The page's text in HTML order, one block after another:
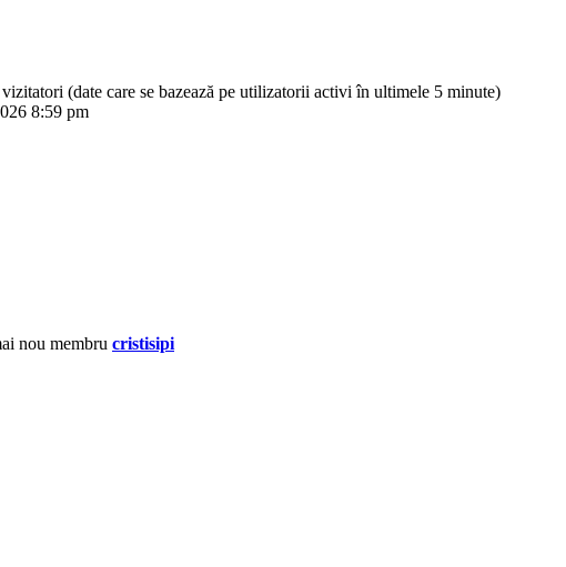
(date care se bazează pe utilizatorii activi în ultimele 5 minute)
8:59 pm
nou membru cristisipi